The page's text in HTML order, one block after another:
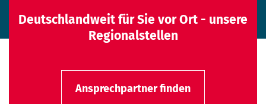
Deutschlandweit für Sie vor Ort - unsere
Regionalstellen
Ansprechpartner finden